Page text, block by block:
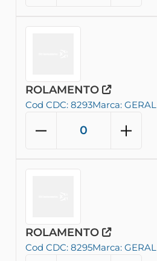
ROLAMENTO
Cod CDC: 8293Marca: GERAL
ROLAMENTO
Cod CDC: 8295Marca: GERAL